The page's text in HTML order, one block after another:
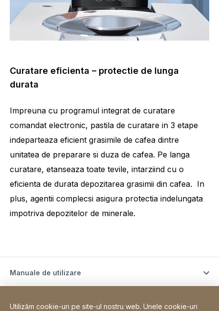
Curatare eficienta – protectie de lunga
durata
Impreuna cu programul integrat de curatare
comandat electronic, pastila de curatare in 3 etape
indeparteaza eficient grasimile de cafea dintre
unitatea de preparare si duza de cafea. Pe langa
curatare, etanseaza toate tevile, intarziind cu o
eficienta de durata depozitarea grasimii din cafea. In
plus, agentii complecsi asigura protectia indelungata
impotriva depozitelor de minerale.
Manuale de utilizare
Hotline si servicii clienti
Utilizăm cookie-uri pe site-ul nostru web. Unele cookie-uri